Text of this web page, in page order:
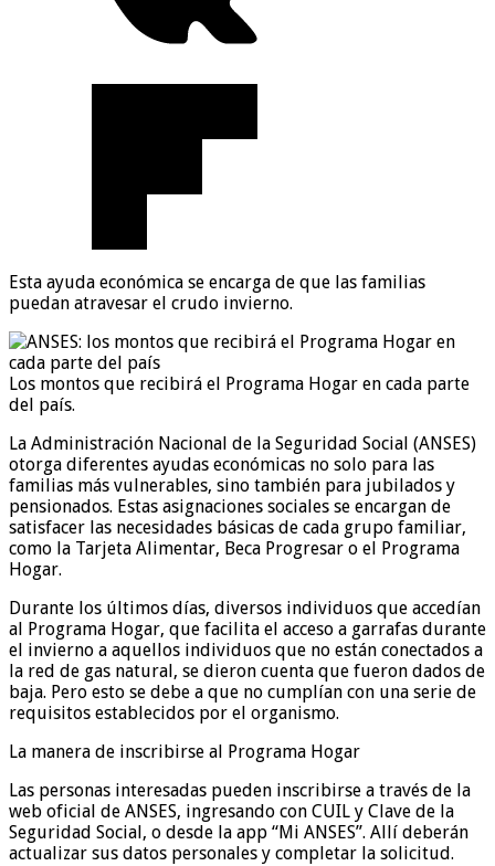
Esta ayuda económica se encarga de que las familias
puedan atravesar el crudo invierno.
Los montos que recibirá el Programa Hogar en cada parte
del país.
La Administración Nacional de la Seguridad Social (ANSES)
otorga diferentes ayudas económicas no solo para las
familias más vulnerables, sino también para jubilados y
pensionados. Estas asignaciones sociales se encargan de
satisfacer las necesidades básicas de cada grupo familiar,
como la Tarjeta Alimentar, Beca Progresar o el Programa
Hogar.
Durante los últimos días, diversos individuos que accedían
al Programa Hogar, que facilita el acceso a garrafas durante
el invierno a aquellos individuos que no están conectados a
la red de gas natural, se dieron cuenta que fueron dados de
baja. Pero esto se debe a que no cumplían con una serie de
requisitos establecidos por el organismo.
La manera de inscribirse al Programa Hogar
Las personas interesadas pueden inscribirse a través de la
web oficial de ANSES, ingresando con CUIL y Clave de la
Seguridad Social, o desde la app “Mi ANSES”. Allí deberán
actualizar sus datos personales y completar la solicitud.